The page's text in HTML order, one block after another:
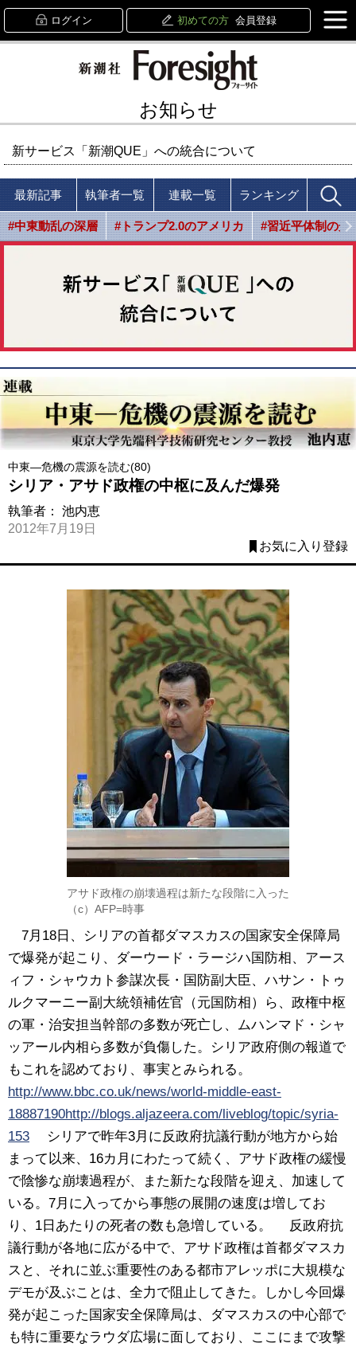
ログイン 初めての方 会員登録
お知らせ
新サービス「新潮QUE」への統合について
最新記事 執筆者一覧 連載一覧 ランキング
#中東動乱の深層 #トランプ2.0のアメリカ #習近平体制の光
中東―危機の震源を読む(80)
シリア・アサド政権の中枢に及んだ爆発
執筆者： 池内恵
2012年7月19日
お気に入り登録
アサド政権の崩壊過程は新たな段階に入った
（c）AFP=時事
7月18日、シリアの首都ダマスカスの国家安全保障局
で爆発が起こり、ダーウード・ラージハ国防相、アース
ィフ・シャウカト参謀次長・国防副大臣、ハサン・トゥ
ルクマーニー副大統領補佐官（元国防相）ら、政権中枢
の軍・治安担当幹部の多数が死亡し、ムハンマド・シャ
ッアール内相ら多数が負傷した。シリア政府側の報道で
もこれを認めており、事実とみられる。
http://www.bbc.co.uk/news/world-middle-east-
18887190http://blogs.aljazeera.com/liveblog/topic/syria-
153 シリアで昨年3月に反政府抗議行動が地方から始
まって以来、16カ月にわたって続く、アサド政権の緩慢
で陰惨な崩壊過程が、また新たな段階を迎え、加速して
いる。7月に入ってから事態の展開の速度は増してお
り、1日あたりの死者の数も急増している。 反政府抗
議行動が各地に広がる中で、アサド政権は首都ダマスカ
スと、それに並ぶ重要性のある都市アレッポに大規模な
デモが及ぶことは、全力で阻止してきた。しかし今回爆
発が起こった国家安全保障局は、ダマスカスの中心部で
も特に重要なラウダ広場に面しており、ここにまで攻撃